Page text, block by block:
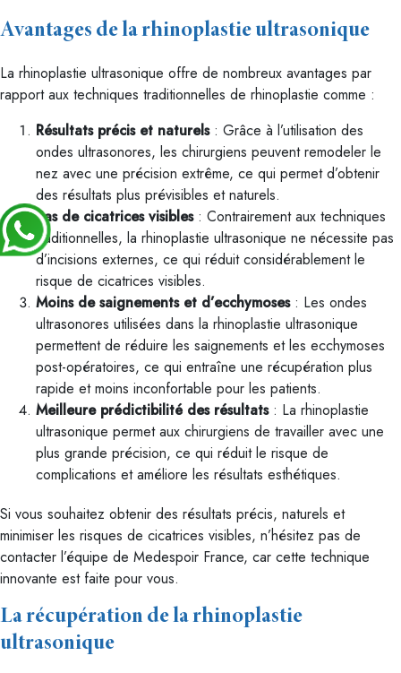
Avantages de la rhinoplastie ultrasonique
La rhinoplastie ultrasonique offre de nombreux avantages par
rapport aux techniques traditionnelles de rhinoplastie comme :
Résultats précis et naturels: Grâce à l’utilisation des
ondes ultrasonores, les chirurgiens peuvent remodeler le
nez avec une précision extrême, ce qui permet d’obtenir
des résultats plus prévisibles et naturels.
Pas de cicatrices visibles: Contrairement aux techniques
traditionnelles, la rhinoplastie ultrasonique ne nécessite pas
d’incisions externes, ce qui réduit considérablement le
risque de cicatrices visibles.
Moins de saignements et d’ecchymoses: Les ondes
ultrasonores utilisées dans la rhinoplastie ultrasonique
permettent de réduire les saignements et les ecchymoses
post-opératoires, ce qui entraîne une récupération plus
rapide et moins inconfortable pour les patients.
Meilleure prédictibilité des résultats: La rhinoplastie
ultrasonique permet aux chirurgiens de travailler avec une
plus grande précision, ce qui réduit le risque de
complications et améliore les résultats esthétiques.
Si vous souhaitez obtenir des résultats précis, naturels et
minimiser les risques de cicatrices visibles, n’hésitez pas de
contacter l’équipe de Medespoir France, car cette technique
innovante est faite pour vous.
La récupération de la rhinoplastie
ultrasonique